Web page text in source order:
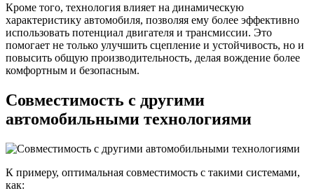
Кроме того, технология влияет на динамическую
характеристику автомобиля, позволяя ему более эффективно
использовать потенциал двигателя и трансмиссии. Это
помогает не только улучшить сцепление и устойчивость, но и
повысить общую производительность, делая вождение более
комфортным и безопасным.
Совместимость с другими
автомобильными технологиями
К примеру, оптимальная совместимость с такими системами,
как: